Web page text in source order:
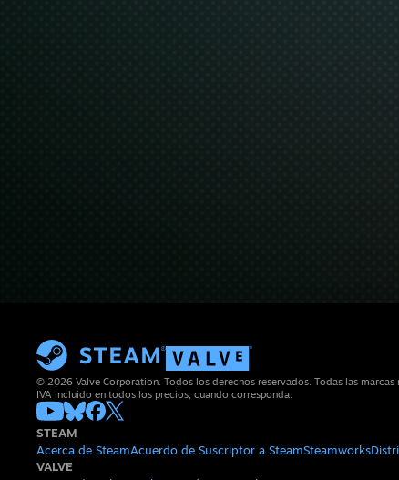
© 2026 Valve Corporation. Todos los derechos reservados. Todas las
IVA incluido en todos los precios, cuando corresponda.
STEAM
Acerca de SteamAcuerdo de Suscriptor a SteamSteamworks
VALVE